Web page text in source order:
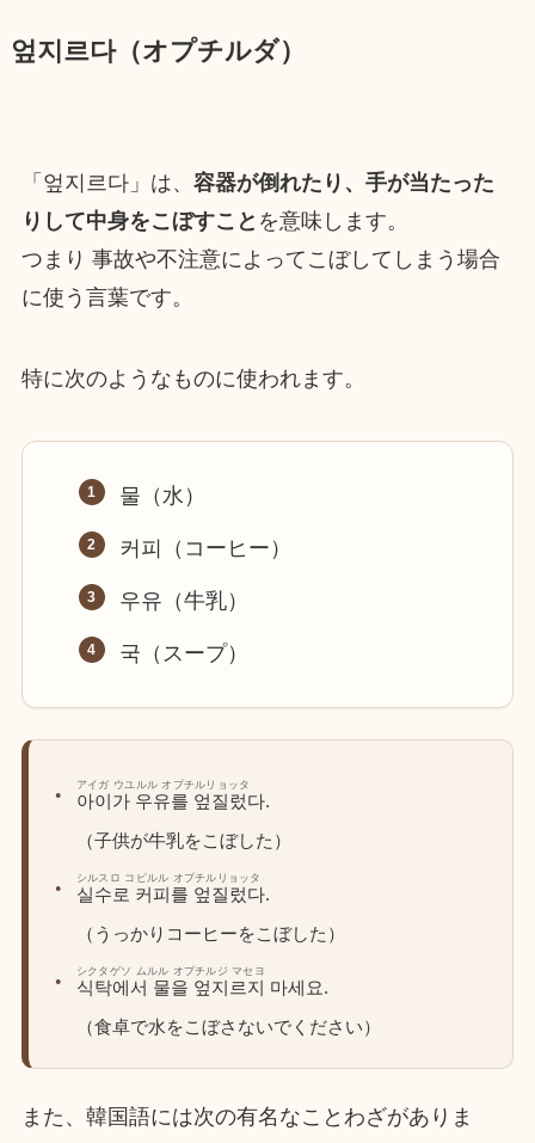
엎지르다（オプチルダ）
「엎지르다」は、 容器が倒れたり、手が当たった
りして中身をこぼすこと を意味します。
つまり 事故や不注意によってこぼしてしまう場合
に使う言葉です。
特に次のようなものに使われます。
물（水）
커피（コーヒー）
우유（牛乳）
국（スープ）
아이가 우유를 엎질렀다.
アイガ ウユルル オプチルリョッタ
（子供が牛乳をこぼした）
실수로 커피를 엎질렀다.
シルスロ コピルル オプチルリョッタ
（うっかりコーヒーをこぼした）
식탁에서 물을 엎지르지 마세요.
シクタゲソ ムルル オプチルジ マセヨ
（食卓で水をこぼさないでください）
また、韓国語には次の有名なことわざがありま